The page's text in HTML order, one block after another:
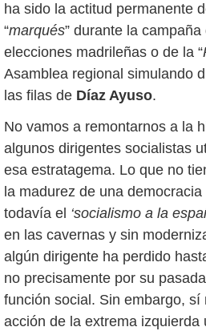
ha sido la actitud permanente
“marqués” durante la
elecciones madrileñas o de la “
Asamblea regional simulando
las filas de Díaz Ayuso.
No vamos a remontarnos a la
algunos dirigentes socialistas
esa estratagema. Lo que no
la madurez de una
todavía el ‘socialismo a la
en las cavernas y sin
algún dirigente ha perdido
no precisamente por su
función social. Sin embargo, sí
acción de la extrema izquierda